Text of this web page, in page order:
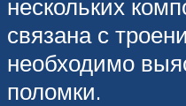
нескольких
связана с
необходимо
поломки.